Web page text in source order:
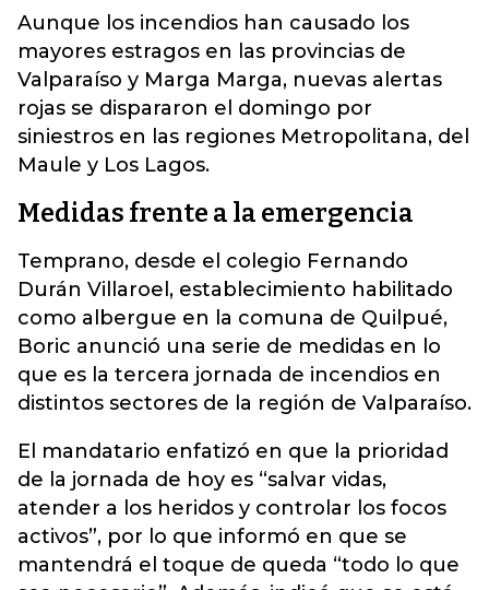
Aunque los incendios han causado los
mayores estragos en las provincias de
Valparaíso y Marga Marga, nuevas alertas
rojas se dispararon el domingo por
siniestros en las regiones Metropolitana, del
Maule y Los Lagos.
Medidas frente a la emergencia
Temprano, desde el colegio Fernando
Durán Villaroel, establecimiento habilitado
como albergue en la comuna de Quilpué,
Boric anunció una serie de medidas en lo
que es la tercera jornada de incendios en
distintos sectores de la región de Valparaíso.
El mandatario enfatizó en que la prioridad
de la jornada de hoy es “salvar vidas,
atender a los heridos y controlar los focos
activos”, por lo que informó en que se
mantendrá el toque de queda “todo lo que